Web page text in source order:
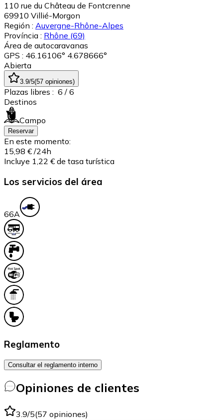
110 rue du Château de Fontcrenne
69910 Villié-Morgon
Región : Auvergne-Rhône-Alpes
Província : Rhône (69)
Área de autocaravanas
GPS : 46.16106° 4.678666°
Abierta
3.9/5(57 opiniones)
Plazas libres : 6 / 6
Destinos
Campo
Reservar
En este momento:
15,98 € /24h
Incluye 1,22 € de tasa turística
Los servicios del área
66A
Reglamento
Consultar el reglamento interno
Opiniones de clientes
3.9/5(57 opiniones)